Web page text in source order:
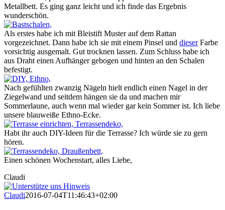
Metallbett. Es ging ganz leicht und ich finde das Ergebnis
wunderschön.
Als erstes habe ich mit Bleistift Muster auf dem Rattan
vorgezeichnet. Dann habe ich sie mit einem Pinsel und dieserFarbe
vorsichtig ausgemalt. Gut trocknen lassen. Zum Schluss habe ich
aus Draht einen Aufhänger gebogen und hinten an den Schalen
befestigt.
Nach gefühlten zwanzig Nägeln hielt endlich einen Nagel in der
Ziegelwand und seitdem hängen sie da und machen mir
Sommerlaune, auch wenn mal wieder gar kein Sommer ist. Ich liebe
unsere blauweiße Ethno-Ecke.
Habt ihr auch DIY-Ideen für die Terrasse? Ich würde sie zu gern
hören.
Einen schönen Wochenstart, alles Liebe,
Claudi
Claudi2016-07-04T11:46:43+02:00